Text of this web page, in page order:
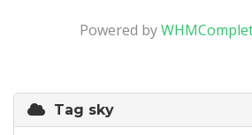
Powered by
Tag sky